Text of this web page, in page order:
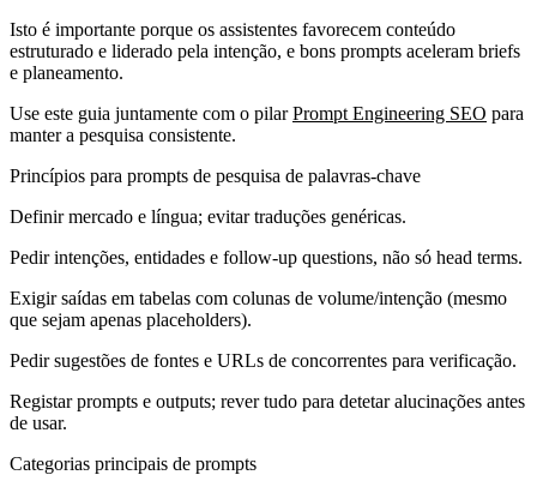
Isto é importante porque os assistentes favorecem conteúdo
estruturado e liderado pela intenção, e bons prompts aceleram briefs
e planeamento.
Use este guia juntamente com o pilarPrompt Engineering SEO para
manter a pesquisa consistente.
Princípios para prompts de pesquisa de palavras‑chave
Definir mercado e língua; evitar traduções genéricas.
Pedir intenções, entidades e follow‑up questions, não só head terms.
Exigir saídas em tabelas com colunas de volume/intenção (mesmo
que sejam apenas placeholders).
Pedir sugestões de fontes e URLs de concorrentes para verificação.
Registar prompts e outputs; rever tudo para detetar alucinações antes
de usar.
Categorias principais de prompts